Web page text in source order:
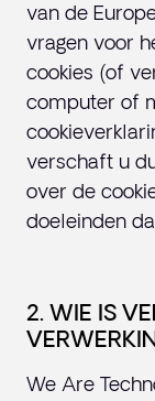
van de
vragen voor
cookies (of
computer of
verschaft u
over de
doeleinden
2. WIE IS
We Are